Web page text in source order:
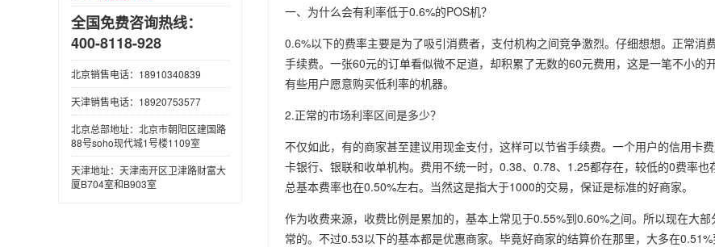
全国免费咨询热线：
400-8118-928
北京销售电话：18910340839
天津销售电话：18920753577
北京总部地址：北京市朝阳区建国路
88号soho现代城1号楼1109室
天津地址：天津南开区卫津路财富大
厦B704室和B903室
一、为什么会有利率低于0.6%的POS机？
0.6%以下的费率主要是为了吸引消费者，支付机构之间竞争激烈。仔细想想。正常
手续费。一张60元的订单看似微不足道，却积累了无数的60元费用，这是一笔不小的
有些用户愿意购买低利率的机器。
2.正常的市场利率区间是多少？
不仅如此，有的商家甚至建议用现金支付，这样可以节省手续费。一个用户的信用卡
卡银行、银联和收单机构。费用不统一时，0.38、0.78、1.25都存在，较低的0费率也
总基本费率也在0.50%左右。当然这是指大于1000的交易，保证是标准的好商家。
作为收费来源，收费比例是累加的，基本上常见于0.55%到0.60%之间。所以现在大
常的。不过0.53以下的基本都是优惠商家。毕竟好商家的结算价在那里，大多在0.51%